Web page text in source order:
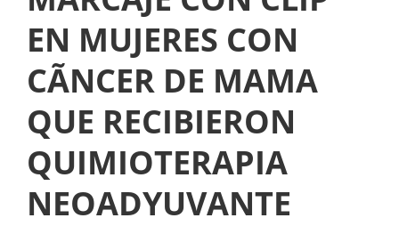
EN MUJERES CON
CÃNCER DE MAMA
QUE RECIBIERON
QUIMIOTERAPIA
NEOADYUVANTE